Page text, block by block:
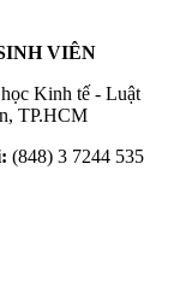
VIÊN
Kinh tế - Luật
TP.HCM
(848) 3 7244 535